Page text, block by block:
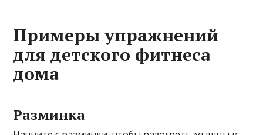
Примеры упражнений
для детского фитнеса
дома
Разминка